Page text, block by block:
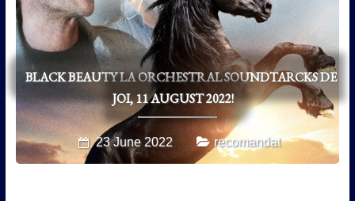
BLACK BEAUTY LA ORCHESTRAL SOUNDTARCKS DE
JOI, 11 AUGUST 2022!
23 June 2022 recomandat